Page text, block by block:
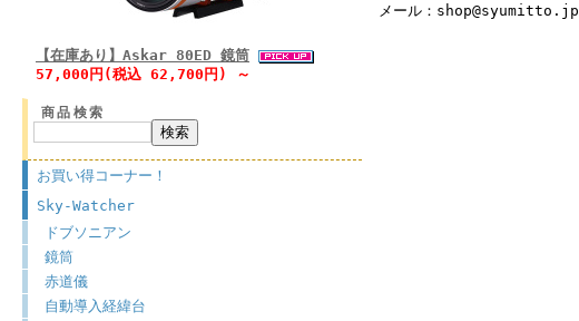
【在庫あり】Askar 80ED 鏡筒
57,000円(税込 62,700円) ～
商品検索
お買い得コーナー！
Sky-Watcher
ドブソニアン
鏡筒
赤道儀
自動導入経緯台
メール：shop@syumitto.jp